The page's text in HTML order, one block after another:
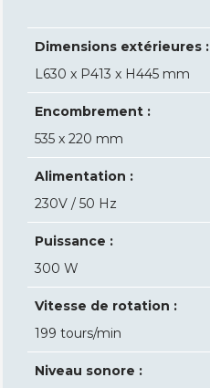
Dimensions extérieures :
L630 x P413 x H445 mm
Encombrement :
535 x 220 mm
Alimentation :
230V / 50 Hz
Puissance :
300 W
Vitesse de rotation :
199 tours/min
Niveau sonore :